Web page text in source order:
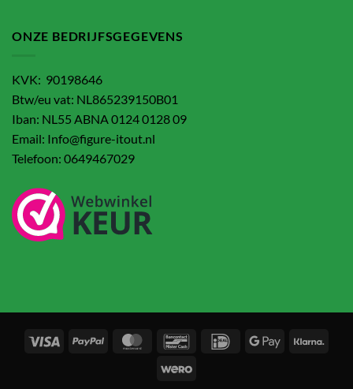
ONZE BEDRIJFSGEGEVENS
KVK: 90198646
Btw/eu vat: NL865239150B01
Iban: NL55 ABNA 0124 0128 09
Email: Info@figure-itout.nl
Telefoon: 0649467029
Visa PayPal MasterCardBancontactIDeal
Google
Wero